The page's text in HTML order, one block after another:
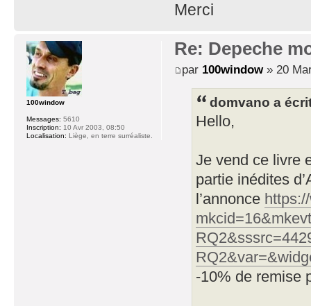
Merci
Re: Depeche
par 100window» 20
domvano a
Hello,
Je vend ce livre
partie inédites
l’annonce
-10% de remise
100window
Messages: 5610
Inscription: 10 Avr 2003, 08:50
Localisation: Liège, en terre surréaliste.